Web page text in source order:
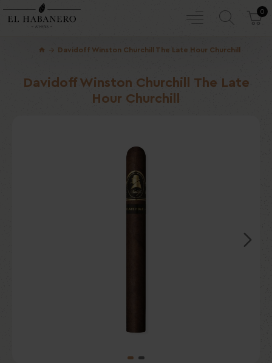
0
Davidoff Winston Churchill The Late Hour Churchill
Davidoff Winston Churchill The Late
Hour Churchill